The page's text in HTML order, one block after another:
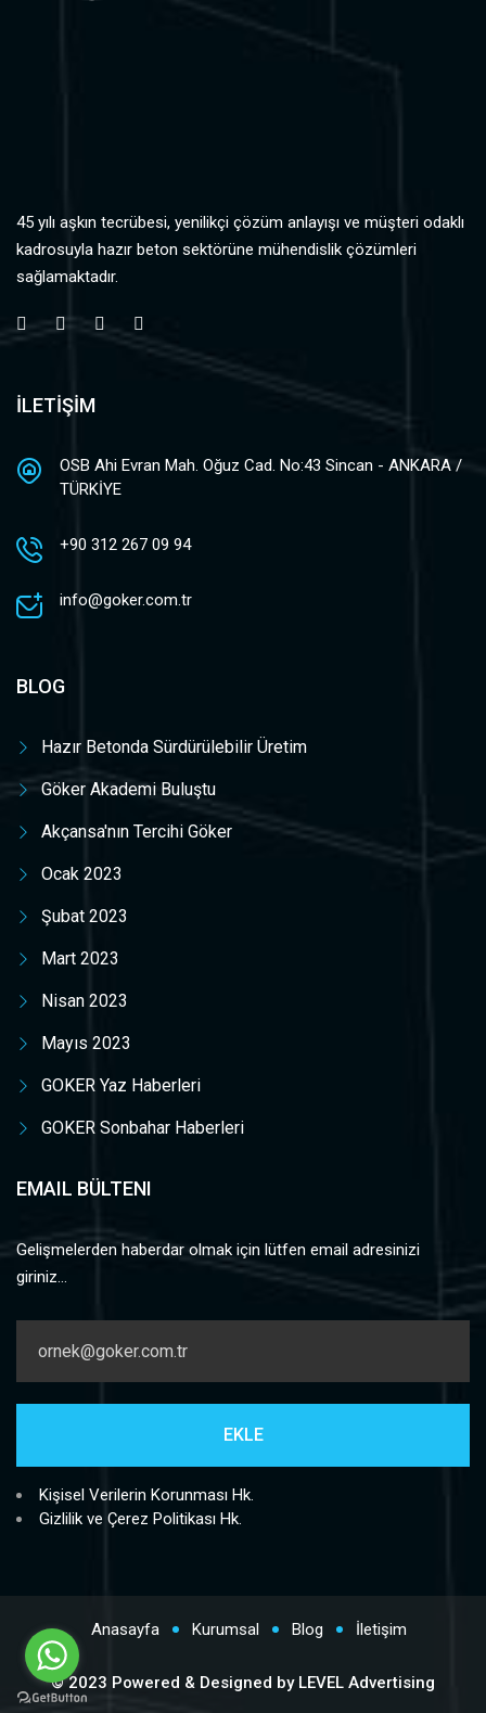
45 yılı aşkın tecrübesi, yenilikçi çözüm anlayışı ve müşteri odaklı
kadrosuyla hazır beton sektörüne mühendislik çözümleri
sağlamaktadır.
İLETİŞİM
OSB Ahi Evran Mah. Oğuz Cad. No:43 Sincan - ANKARA /
TÜRKİYE
+90 312 267 09 94
info@goker.com.tr
BLOG
Hazır Betonda Sürdürülebilir Üretim
Göker Akademi Buluştu
Akçansa'nın Tercihi Göker
Ocak 2023
Şubat 2023
Mart 2023
Nisan 2023
Mayıs 2023
GOKER Yaz Haberleri
GOKER Sonbahar Haberleri
EMAIL BÜLTENI
Gelişmelerden haberdar olmak için lütfen email adresinizi
giriniz...
Kişisel Verilerin Korunması Hk.
Gizlilik ve Çerez Politikası Hk.
Anasayfa Kurumsal Blog İletişim
©2023 Powered & Designed by LEVEL Advertising